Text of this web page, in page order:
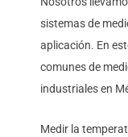
sistemas de
aplicación. En
comunes de
industriales en
Medir la